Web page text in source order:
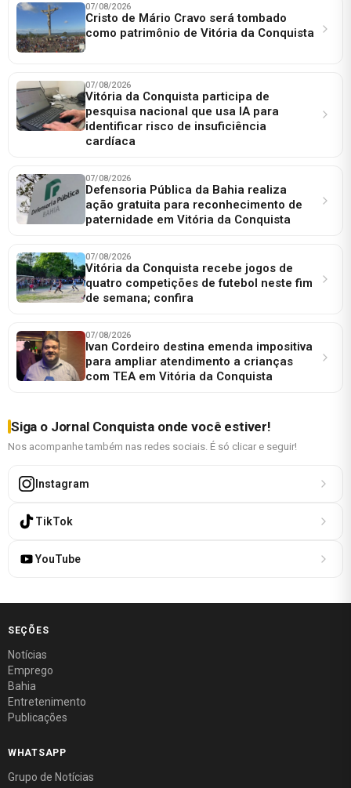
07/08/2026
Cristo de Mário Cravo será tombado
como patrimônio de Vitória da Conquista
07/08/2026
Vitória da Conquista participa de
pesquisa nacional que usa IA para
identificar risco de insuficiência
cardíaca
07/08/2026
Defensoria Pública da Bahia realiza
ação gratuita para reconhecimento de
paternidade em Vitória da Conquista
07/08/2026
Vitória da Conquista recebe jogos de
quatro competições de futebol neste fim
de semana; confira
07/08/2026
Ivan Cordeiro destina emenda impositiva
para ampliar atendimento a crianças
com TEA em Vitória da Conquista
Siga o Jornal Conquista onde você estiver!
Nos acompanhe também nas redes sociais. É só clicar e seguir!
Instagram
TikTok
YouTube
SEÇÕES
Notícias
Emprego
Bahia
Entretenimento
Publicações
WHATSAPP
Grupo de Notícias